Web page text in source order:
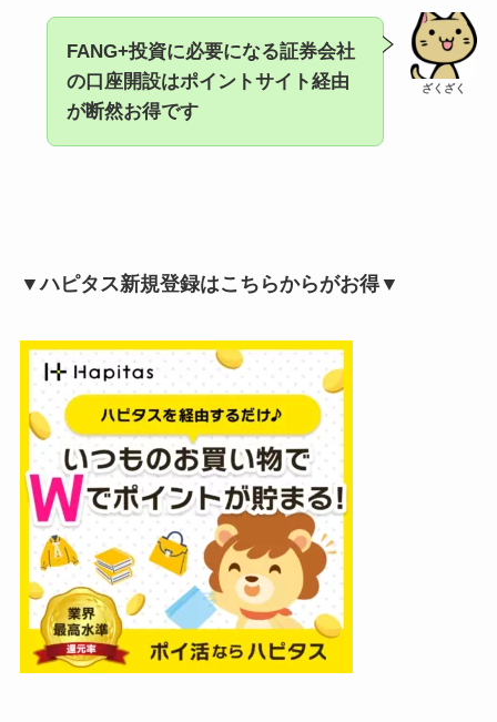
ざくざく
FANG+投資に必要になる証券会社
の口座開設はポイントサイト経由
が断然お得です
▼ハピタス新規登録はこちらからがお得▼